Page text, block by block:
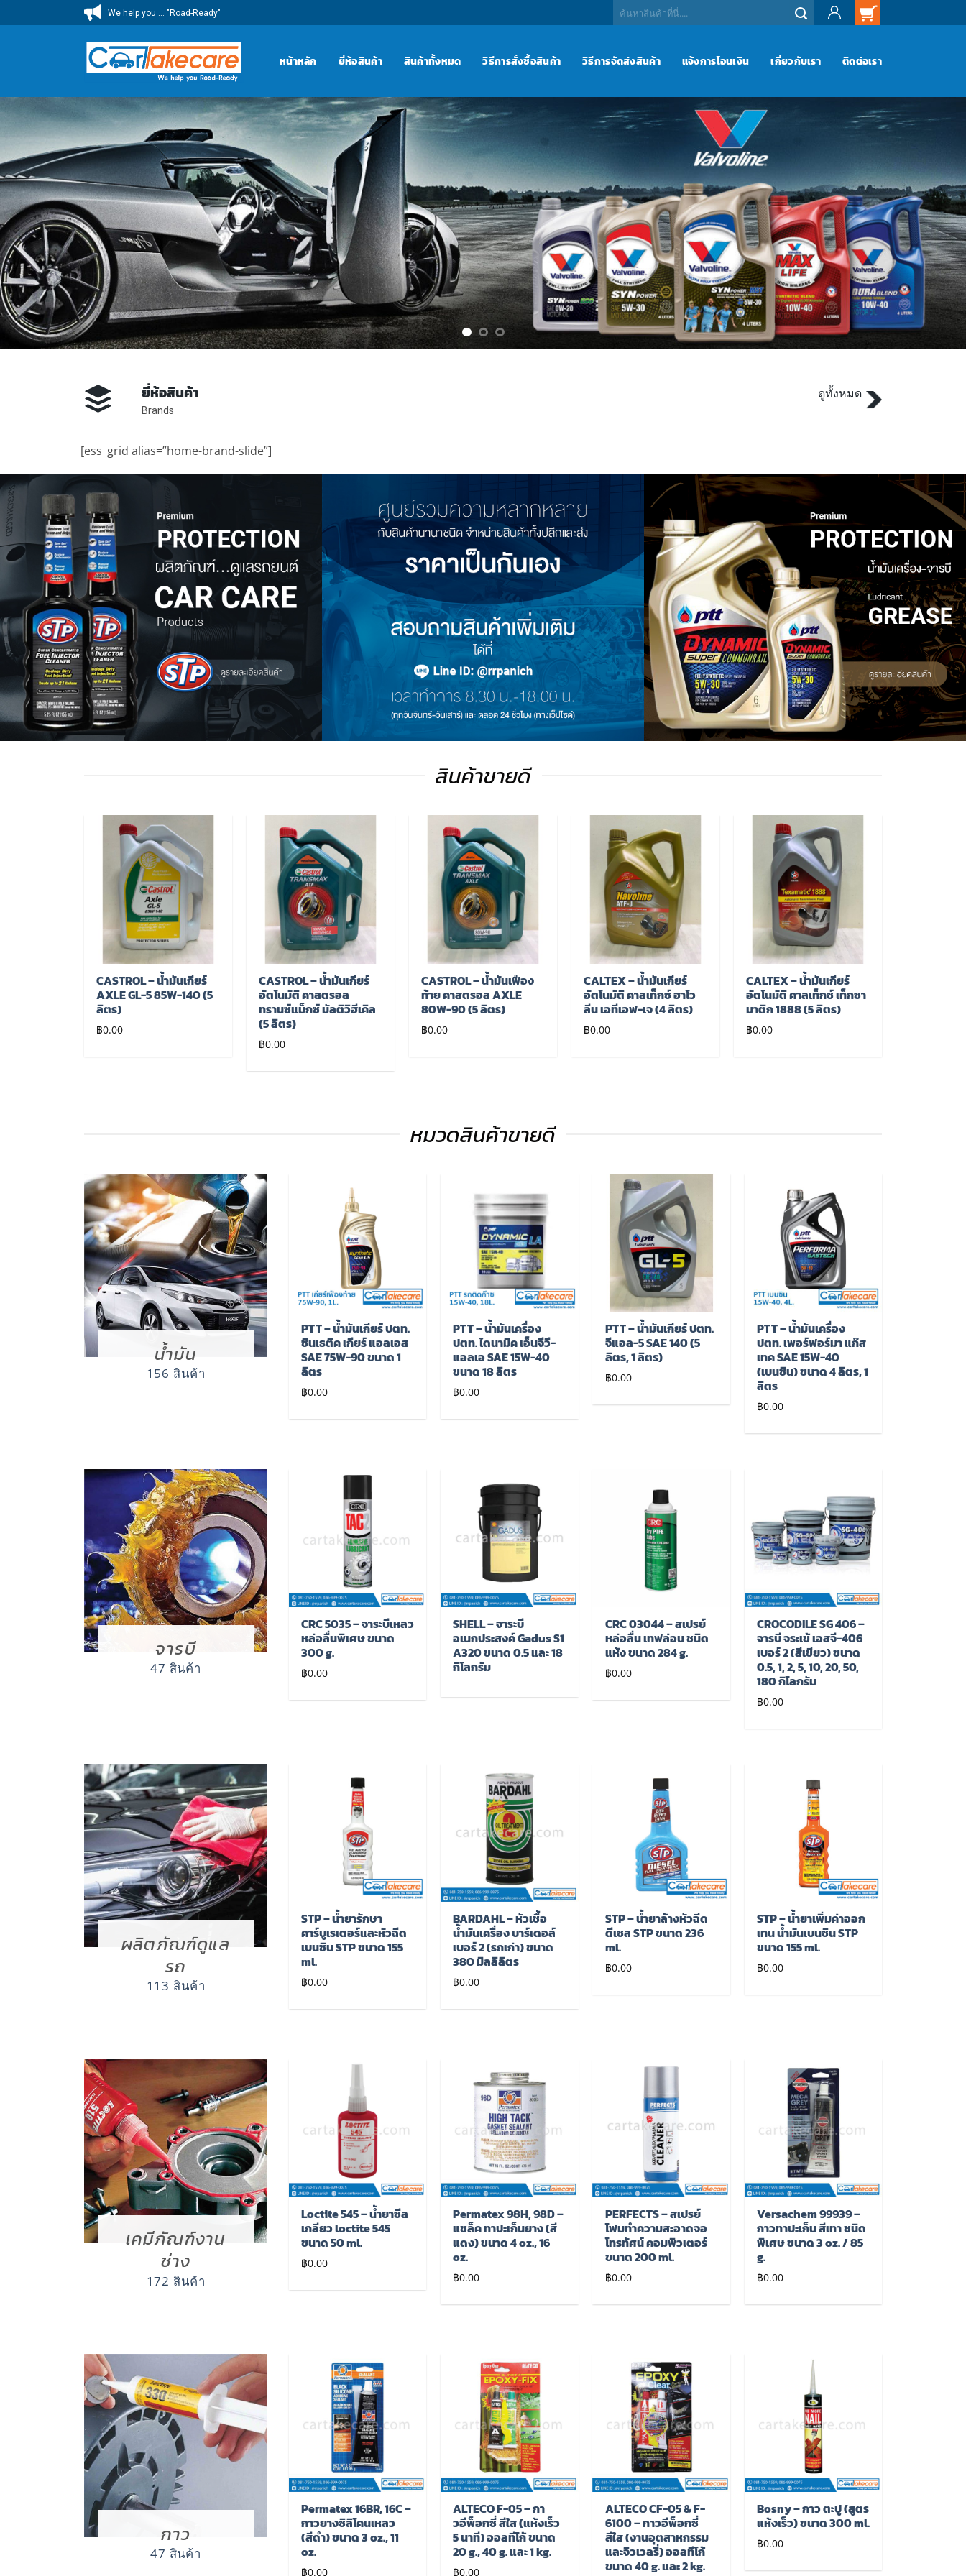
ไป
We help you ... "Road-Ready" ค้นหา:
หน้าหลัก ยี่ห้อสินค้า สินค้าทั้งหมด วิธีการสั่งซื้อสินค้า วิธีการจัดส่งสินค้า แจ้งการโอนเงิน เกี่ยวกับเรา ติดต่อเรา
ยี่ห้อสินค้า
Brands
ดูทั้งหมด
[ess_grid alias=”home-brand-slide”]
สินค้าขายดี
เพิ่มไป
รายการ
CASTROL – น้ำมันเกียร์
AXLE GL-5 85W-140 (5
ลิตร)
฿0.00
เพิ่มไป
รายการ
โปรด
CASTROL – น้ำมันเกียร์
อัตโนมัติ คาสตรอล
ทรานซ์แม็กซ์ มัลติวิฮีเคิล
(5 ลิตร)
฿0.00
เพิ่มไป
รายการ
โปรด
CASTROL – น้ำมันเฟือง
ท้าย คาสตรอล AXLE
80W-90 (5 ลิตร)
฿0.00
เพิ่มไป
รายการ
CALTEX – น้ำมันเกียร์
อัตโนมัติ คาลเท็กซ์ ฮาโว
ลีน เอทีเอฟ-เจ (4 ลิตร)
฿0.00
CALTEX – น้ำมันเกียร์
อัตโนมัติ คาลเท็กซ์ เท็กซา
มาติก 1888 (5 ลิตร)
฿0.00
หมวดสินค้าขายดี
น้ำมัน
156 สินค้า
PTT – น้ำมันเกียร์ ปตท.
ซินเธติค เกียร์ แอลเอส
SAE 75W-90 ขนาด 1
ลิตร
฿0.00
เพิ่มไป
รายการ
PTT – น้ำมันเครื่อง
ปตท. ไดนามิค เอ็นจีวี-
แอลเอ SAE 15W-40
ขนาด 18 ลิตร
฿0.00
เพิ่มไป
รายการ
โปรด
PTT – น้ำมันเกียร์ ปตท.
จีแอล-5 SAE 140 (5
ลิตร, 1 ลิตร)
฿0.00
รายการ
PTT – น้ำมันเครื่อง
ปตท. เพอร์ฟอร์มา แก๊ส
เทค SAE 15W-40
(เบนซิน) ขนาด 4 ลิตร, 1
ลิตร
฿0.00
เพิ่มไป
ยัง
รายการ
โปรด
– น้ำมันเกียร์
GL-5 85W-140
เพิ่มไป
ยัง
รายการ
โปรด
PTT – น้ำมันเครื่อง
ปตท. ไดนามิค เทอร์โบ
15W-40 (ดีเซล) (6 ลิตร
แถม 1 ลิตร)
จารบี
47 สินค้า
โปรด
CRC 5035 – จาระบีเหลว
หล่อลื่นพิเศษ ขนาด
300 g.
฿0.00
โปรด
SHELL – จาระบี
อเนกประสงค์ Gadus S1
A320 ขนาด 0.5 และ 18
กิโลกรัม
CRC 03044 – สเปรย์
หล่อลื่น เทฟล่อน ชนิด
แห้ง ขนาด 284 g.
฿0.00
เพิ่มไป
ยัง
รายการ
โปรด
CROCODILE SG 406 –
จารบี จระเข้ เอสจี-406
เบอร์ 2 (สีเขียว) ขนาด
0.5, 1, 2, 5, 10, 20, 50,
180 กิโลกรัม
฿0.00
โปรด
– จารบี เทรน
ปเปอร์ เอชที ขนาด
เพิ่มไป
ยัง
รายการ
โปรด
MOLYLAND – จารบี โม
ลี่แลนด์ ขนาด 227, 454
กรัม, 3.175 กิโลกรัม
฿0.00
ผลิตภัณฑ์ดูแล
รถ
113 สินค้า
STP – น้ำยารักษา
คาร์บูเรเตอร์และหัวฉีด
เบนซิน STP ขนาด 155
ml.
฿0.00
รายการ
โปรด
BARDAHL – หัวเชื้อ
น้ำมันเครื่อง บาร์เดอล์
เบอร์ 2 (รถเก่า) ขนาด
380 มิลลิลิตร
฿0.00
STP – น้ำยาล้างหัวฉีด
ดีเซล STP ขนาด 236
ml.
฿0.00
STP – น้ำยาเพิ่มค่าออก
เทน น้ำมันเบนซิน STP
ขนาด 155 ml.
฿0.00
เพิ่มไป
ยัง
รายการ
ถยนต์ คิท ขนาด 340
เพิ่มไป
ยัง
รายการ
โปรด
ThreeBond 6650G –
สเปรย์ทำความสะอาด
ห้องเครื่อง ระบบไฮบริด
และไฟฟ้า ทรีบอนด์
ขนาด 420 ml.
เคมีภัณฑ์งาน
ช่าง
172 สินค้า
โปรด
Loctite 545 – น้ำยาซีล
เกลียว loctite 545
ขนาด 50 ml.
฿0.00
โปรด
Permatex 98H, 98D –
แชล็ค ทาปะเก็นยาง (สี
แดง) ขนาด 4 oz., 16
oz.
฿0.00
รายการ
โปรด
PERFECTS – สเปรย์
โฟมทำความสะอาดจอ
โทรทัศน์ คอมพิวเตอร์
ขนาด 200 ml.
฿0.00
โปรด
Versachem 99939 –
กาวทาปะเก็น สีเทา ชนิด
พิเศษ ขนาด 3 oz. / 85
g.
฿0.00
เพิ่มไป
ยัง
รายการ
โปรด
31163 –
องกันการติดตาย ผสม
เพิ่มไป
รายการ
โปรด
KING’S STELLA – เจล
ล้างมือ แอลกอฮอล์
ขนาด 65 ml., 450 ml.
0.00
กาว
47 สินค้า
โปรด
Permatex 16BR, 16C –
กาวยางซิลิโคนเหลว
(สีดำ) ขนาด 3 oz., 11
oz.
฿0.00
โปรด
ALTECO F-05 – กา
วอีพ็อกซี่ สีใส (แห้งเร็ว
5 นาที) ออลทีโก้ ขนาด
20 g., 40 g. และ 1 kg.
฿0.00
รายการ
โปรด
ALTECO CF-05 & F-
6100 – กาวอีพ็อกซี่
สีใส (งานอุตสาหกรรม
และจิวเวลรี่) ออลทีโก้
ขนาด 40 g. และ 2 kg.
โปรด
Bosny – กาว ตะปู (สูตร
แห้งเร็ว) ขนาด 300 ml.
฿0.00
เพิ่มไป
ยัง
รายการ
โปรด
DURO N92 –
าวอีพ็อกซี่ สีใส (งาน
อมพลาสติก) แพท
เพิ่มไป
ยัง
รายการ
โปรด
3M – เทปกาว 2 หน้า 3M
และ 10 เมตร
฿0.00